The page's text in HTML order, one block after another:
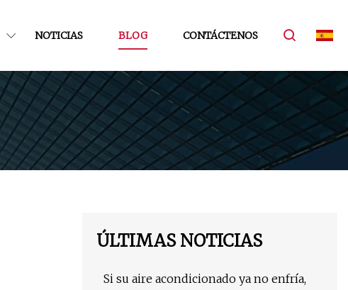
NOTICIAS BLOG CONTÁCTENOS
ÚLTIMAS NOTICIAS
Si su aire acondicionado ya no enfría,